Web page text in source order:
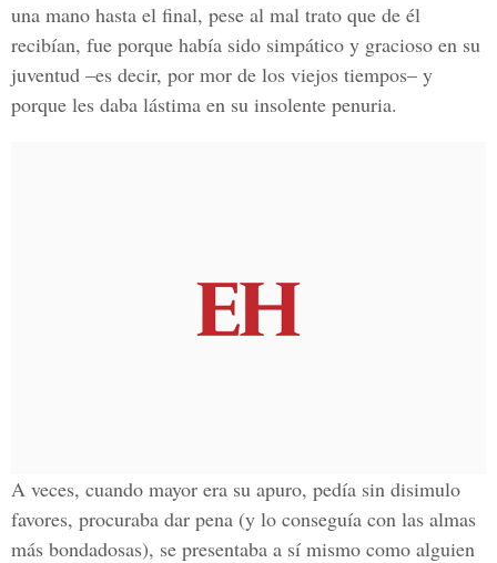
una mano hasta el final, pese al mal trato que de él
recibían, fue porque había sido simpático y gracioso en su
juventud –es decir, por mor de los viejos tiempos– y
porque les daba lástima en su insolente penuria.
A veces, cuando mayor era su apuro, pedía sin disimulo
favores, procuraba dar pena (y lo conseguía con las almas
más bondadosas), se presentaba a sí mismo como alguien